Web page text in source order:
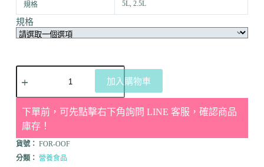
規格 5L, 2.5L
規格
加入購物車
下單前，可先點擊右下角詢問 LINE 客服，確認商品
庫存！
貨號： FOR-OOF
分類： 營養食品